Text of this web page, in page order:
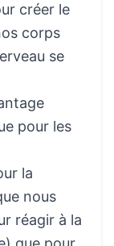
créer le
corps
se
pour les
la
nous
réagir à la